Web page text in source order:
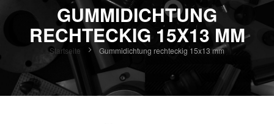
GUMMIDICHTUNG
RECHTECKIG 15X13 MM
Startseite Gummidichtung rechteckig 15x13 mm